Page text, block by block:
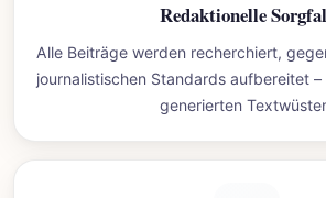
Redaktionelle
Alle Beiträge werden recherchiert,
journalistischen Standards aufbereitet
generierten